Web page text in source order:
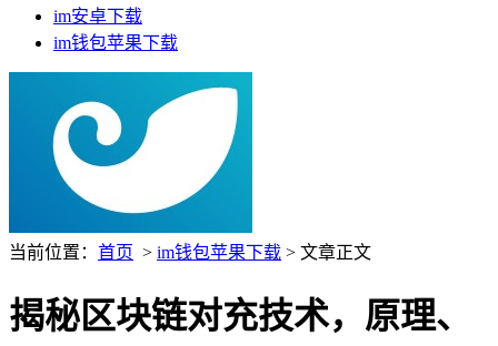
im安卓下载
im钱包苹果下载
当前位置： 首页 > im钱包苹果下载 > 文章正文
揭秘区块链对充技术，原理、